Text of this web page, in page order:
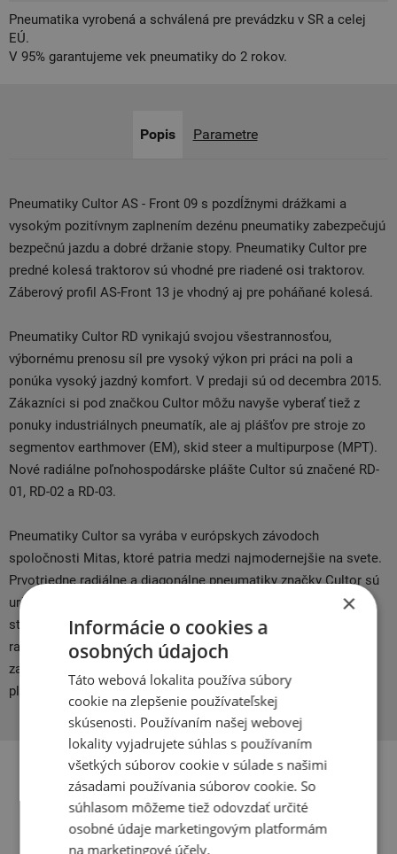
Pneumatika vyrobená a schválená pre prevádzku v SR a celej
EÚ.
V 95% garantujeme vek pneumatiky do 2 rokov.
Popis Parametre
Pneumatiky Cultor AS - Front 09 s pozdĺžnymi drážkami a
vysokým pozitívnym zaplnením dezénu pneumatiky zabezpečujú
bezpečnú jazdu a dobré držanie stopy. Pneumatiky Cultor pre
predné kolesá traktorov sú vhodné pre riadené osi traktorov.
Záberový profil AS-Front 13 je vhodný aj pre poháňané kolesá.
Pneumatiky Cultor RD vynikajú svojou všestrannosťou,
výbornému prenosu síl pre vysoký výkon pri práci na poli a
ponúka vysoký jazdný komfort. V predaji sú od decembra 2015.
Zákazníci si pod značkou Cultor môžu navyše vyberať tiež z
ponuky industriálnych pneumatík, ale aj plášťov pre stroje zo
segmentov earthmover (EM), skid steer a multipurpose (MPT).
Nové radiálne poľnohospodárske plášte Cultor sú značené RD-
01, RD-02 a RD-03.
Pneumatiky Cultor sa vyrába v európskych závodoch
spoločnosti Mitas, ktoré patria medzi najmodernejšie na svete.
Prvotriedne radiálne a diagonálne pneumatiky značky Cultor sú
určené predovšetkým pre traktory a ďalšie poľnohospodárske
stroje. Pod značkou Cultor RD zákazníci získajú kvalitné
radiálne poľnohospodárske pneumatiky s atraktívnou cenou a
zaujmú tak farmára, ktorí hľadajú alternatívu k prémiovým
plášťov.
Súvisiace produkty
×
Informácie o cookies a
osobných údajoch
Táto webová lokalita používa súbory
cookie na zlepšenie používateľskej
skúsenosti. Používaním našej webovej
lokality vyjadrujete súhlas s používaním
všetkých súborov cookie v súlade s našimi
zásadami používania súborov cookie. So
súhlasom môžeme tiež odovzdať určité
osobné údaje marketingovým platformám
na marketingové účely.